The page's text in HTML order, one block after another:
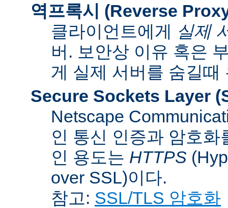
역프록시 (Reverse
클라이언트에게 실제
버. 보안상 이유 혹은
게 실제 서버를 숨길때
Secure Sockets Layer
Netscape
인 통신 인증과 암호
인 용도는 HTTPS
over SSL)이다.
참고: SSL/TLS 암호화